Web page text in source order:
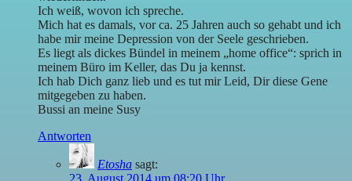
Ich weiß, wovon ich spreche.
Mich hat es damals, vor ca. 25 Jahren auch so gehabt und ich
habe mir meine Depression von der Seele geschrieben.
Es liegt als dickes Bündel in meinem „home office“: sprich in
meinem Büro im Keller, das Du ja kennst.
Ich hab Dich ganz lieb und es tut mir Leid, Dir diese Gene
mitgegeben zu haben.
Bussi an meine Susy
Antworten
Etosha sagt:
23. August 2014 um 08:20 Uhr